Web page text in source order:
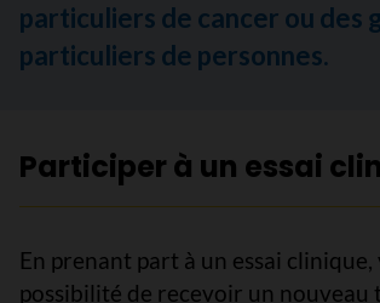
particuliers de cancer ou des
particuliers de personnes.
Participer à un essai
En prenant part à un essai clinique,
possibilité de recevoir un